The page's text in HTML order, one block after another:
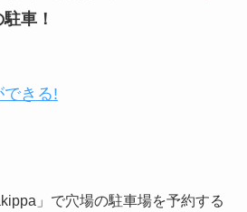
車！
きる!
」で穴場の駐車場を予約する